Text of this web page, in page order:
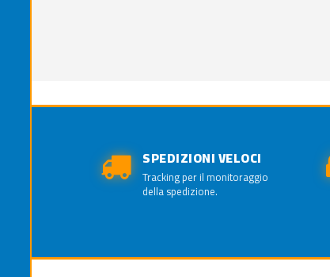
SPEDIZIONI VELOCI
Tracking per il monitoraggio
della spedizione.